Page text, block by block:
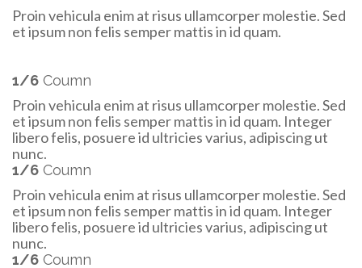
Proin vehicula enim at risus ullamcorper molestie. Sed
et ipsum non felis semper mattis in id quam.
1/6 Coumn
Proin vehicula enim at risus ullamcorper molestie. Sed
et ipsum non felis semper mattis in id quam. Integer
libero felis, posuere id ultricies varius, adipiscing ut
nunc.
1/6 Coumn
Proin vehicula enim at risus ullamcorper molestie. Sed
et ipsum non felis semper mattis in id quam. Integer
libero felis, posuere id ultricies varius, adipiscing ut
nunc.
1/6 Coumn